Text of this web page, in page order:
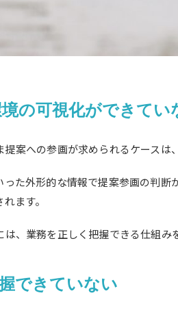
の可視化ができてい
案への参画が求められるケースは
た外形的な情報で提案参画の判
ます。
、業務を正しく把握できる仕組
できていない